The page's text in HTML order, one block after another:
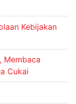
Kebijakan
Membaca
Cukai